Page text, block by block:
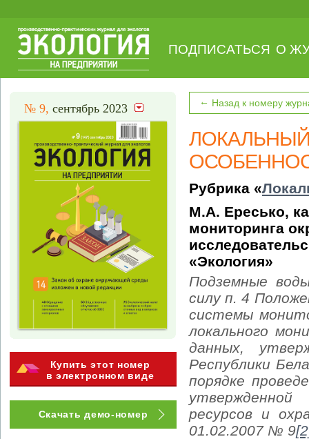
ПОДПИСАТЬСЯ О
№ 9, сентябрь 2023
Купить этот номер
в электронном виде
Скачать демо-номер
← Назад к номеру
Рубрика «
М.А. Ересько,
мониторинга
«Экология»
Подземные
силу п. 4
системы
локального
данных,
Республики
порядке
ресурсов и
01.02.2007 № 9